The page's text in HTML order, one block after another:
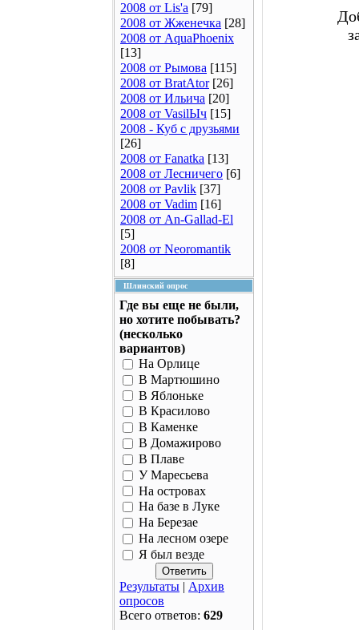
2008 от Lis'a [79]
2008 от Жженечка [28]
2008 от AquaPhoenix
[13]
2008 от Рымова [115]
2008 от BratAtor [26]
2008 от Ильича [20]
2008 от VasilЫч [15]
2008 - Куб с друзьями
[26]
2008 от Fanatka [13]
2008 от Лесничего [6]
2008 от Pavlik [37]
2008 от Vadim [16]
2008 от An-Gallad-El
[5]
2008 от Neoromantik
[8]
Шлинский опрос
Где вы еще не были,
но хотите побывать?
(несколько
вариантов)
На Орлице
В Мартюшино
В Яблоньке
В Красилово
В Каменке
В Домажирово
В Плаве
У Маресьева
На островах
На базе в Луке
На Березае
На лесном озере
Я был везде
Результаты | Архив
опросов
Всего ответов: 629